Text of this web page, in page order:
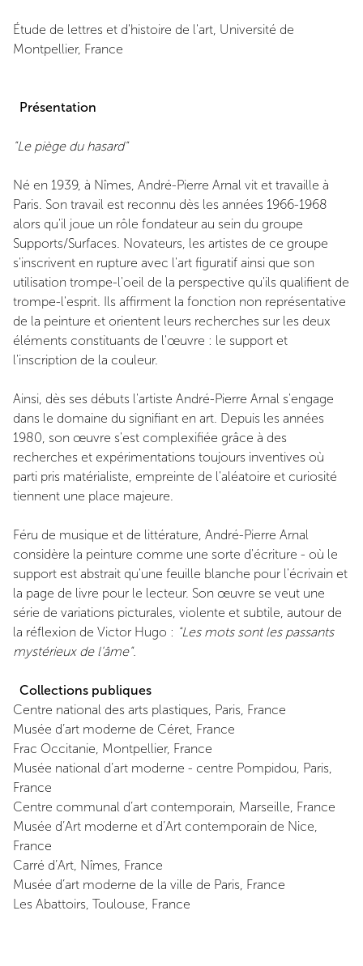
Étude de lettres et d'histoire de l'art, Université de
Montpellier, France
Présentation
"Le piège du hasard"
Né en 1939, à Nîmes, André-Pierre Arnal vit et travaille à
Paris. Son travail est reconnu dès les années 1966-1968
alors qu'il joue un rôle fondateur au sein du groupe
Supports/Surfaces. Novateurs, les artistes de ce groupe
s'inscrivent en rupture avec l'art figuratif ainsi que son
utilisation trompe-l'oeil de la perspective qu'ils qualifient de
trompe-l'esprit. Ils affirment la fonction non représentative
de la peinture et orientent leurs recherches sur les deux
éléments constituants de l'œuvre : le support et
l'inscription de la couleur.
Ainsi, dès ses débuts l'artiste André-Pierre Arnal s'engage
dans le domaine du signifiant en art. Depuis les années
1980, son œuvre s'est complexifiée grâce à des
recherches et expérimentations toujours inventives où
parti pris matérialiste, empreinte de l'aléatoire et curiosité
tiennent une place majeure.
Féru de musique et de littérature, André-Pierre Arnal
considère la peinture comme une sorte d'écriture - où le
support est abstrait qu'une feuille blanche pour l'écrivain et
la page de livre pour le lecteur. Son œuvre se veut une
série de variations picturales, violente et subtile, autour de
la réflexion de Victor Hugo : "Les mots sont les passants
mystérieux de l'âme".
Collections publiques
Centre national des arts plastiques, Paris, France
Musée d’art moderne de Céret, France
Frac Occitanie, Montpellier, France
Musée national d’art moderne - centre Pompidou, Paris,
France
Centre communal d’art contemporain, Marseille, France
Musée d’Art moderne et d’Art contemporain de Nice,
France
Carré d’Art, Nîmes, France
Musée d’art moderne de la ville de Paris, France
Les Abattoirs, Toulouse, France